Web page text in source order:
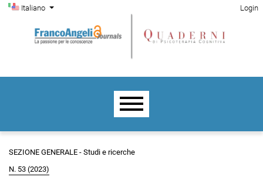
Salta al menu principale di navigazione
Salta al contenuto principale
Salta al piè di pagina del sito
Cambia la lingua. La lingua corrente è:
Italiano
Menu di amministrazione Login
Menu principale
SEZIONE GENERALE - Studi e ricerche
N. 53 (2023)